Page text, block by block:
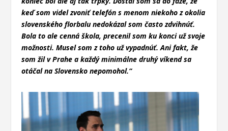
keď som videl zvoniť telefón s menom niekoho z okolia
slovenského florbalu nedokázal som často zdvihnúť.
Bola to ale cenná škola, precenil som ku konci už svoje
možnosti. Musel som z toho už vypadnúť. Ani fakt, že
som žil v Prahe a každý minimálne druhý víkend sa
otáčal na Slovensko nepomohol.“